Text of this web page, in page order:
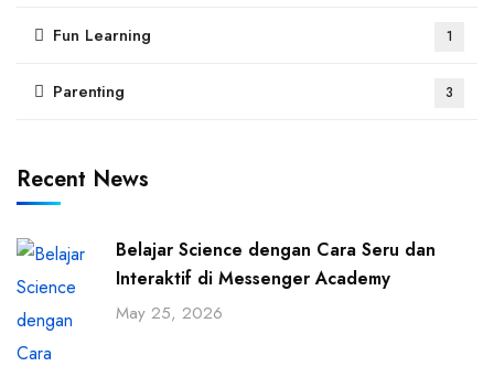
Fun Learning 1
Parenting 3
Recent News
Belajar Science dengan Cara Seru dan
Interaktif di Messenger Academy
May 25, 2026